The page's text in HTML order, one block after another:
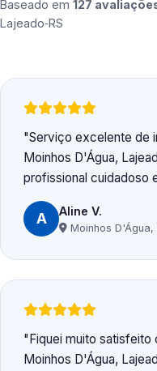
Baseado em 127
Lajeado‑RS
Serviço excelente de
Moinhos D'Água,
profissional cuidadoso
A Aline V.
Moinhos D'Água,
Fiquei muito satisfeito
Moinhos D'Água,